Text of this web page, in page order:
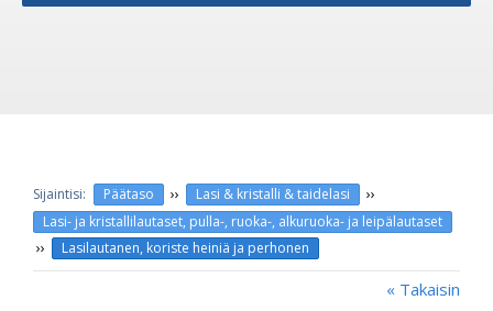
Päätaso ›› Lasi & kristalli & taidelasi ››
Lasi- ja kristallilautaset, pulla-, ruoka-, alkuruoka- ja leipälautaset
›› Lasilautanen, koriste heiniä ja perhonen
« Takaisin